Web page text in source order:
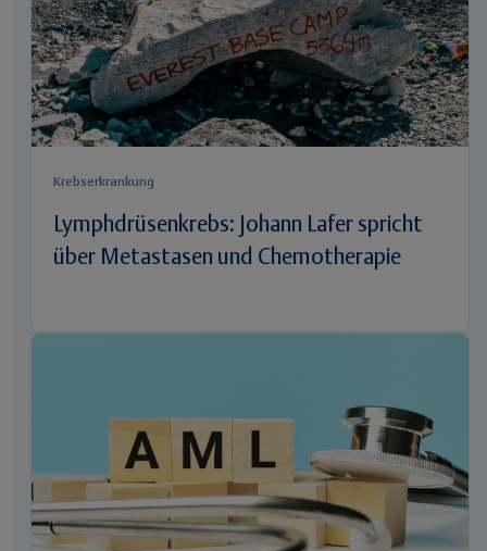
Krebserkrankung
Lymphdrüsenkrebs: Johann Lafer spricht
über Metastasen und Chemotherapie